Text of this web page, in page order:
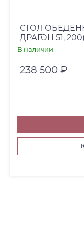
СТОЛ
ДРАГОН 51,
В наличии
238 500 ₽